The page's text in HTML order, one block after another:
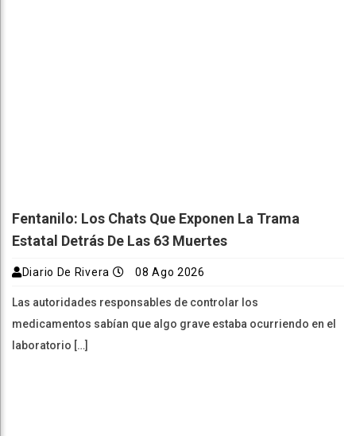
Fentanilo: Los Chats Que Exponen La Trama
Estatal Detrás De Las 63 Muertes
Diario De Rivera 08 Ago 2026
Las autoridades responsables de controlar los
medicamentos sabían que algo grave estaba ocurriendo en el
laboratorio […]